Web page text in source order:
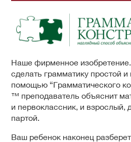
Наше фирменное
сделать грамматику простой
помощью “Грамматического
™ преподаватель объяснит
и первоклассник, и взрослый,
партой.
Ваш ребенок наконец